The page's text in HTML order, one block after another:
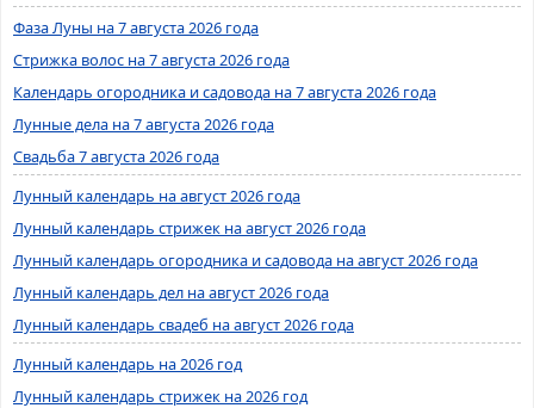
Фаза Луны на 7 августа 2026 года
Стрижка волос на 7 августа 2026 года
Календарь огородника и садовода на 7 августа 2026 года
Лунные дела на 7 августа 2026 года
Свадьба 7 августа 2026 года
Лунный календарь на август 2026 года
Лунный календарь стрижек на август 2026 года
Лунный календарь огородника и садовода на август 2026 года
Лунный календарь дел на август 2026 года
Лунный календарь свадеб на август 2026 года
Лунный календарь на 2026 год
Лунный календарь стрижек на 2026 год